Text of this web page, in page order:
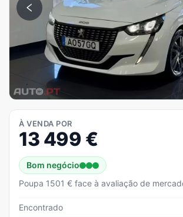
À VENDA POR
13 499 €
Bom negócio
Poupa 1501 € face à avaliação de
Encontrado